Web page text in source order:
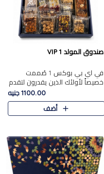
صندوق المولد VIP 1
في اي بي بوكس 1 صُممت
خصيصاً لأولئك الذين يقدرون لتقدم
تجربة استثنائية بوكس تجمع بين
أفخر حلويات المولد المصري مع
تشكيلة مختارة من الأصناف ..
1100.00 جنيه
أضف